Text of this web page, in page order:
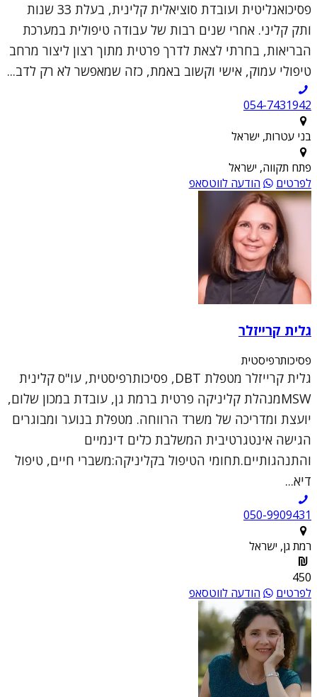
פסיכואנליטית ועובדת סוציאלית קלינית, בעלת 33 שנות
ותק קליני. אחרי שנים רבות של עבודה טיפולית במערכת
הבריאות, בחרתי לצאת לדרך פרטית מתוך רצון ליצור מרחב
טיפולי עמוק, אישי וקשוב באמת, כזה שמאפשר לא רק לדב...
054-7431942
בני עטרות, ישראל
פתח תקווה, ישראל
לפרטים
הודעה לווטסאפ
גלית קרייזלר
פסיכותרפיסטית
גלית קרייזלר מטפלת DBT, פסיכותרפיסטית, עו"ס קלינית
MSWמנהלת קליניקה פרטית ברמת גן, עובדת במכון שלום,
יועצת ומדריכה של משרד הרווחה. מטפלת בנוער ומבוגרים
הגישה אינטגרטיבית המשלבת כלים דינמיים
והתנהגותיים.תחומי הטיפול בקליניקה:משברי חיים, טיפול
דיא...
050-9909431
רמת גן, ישראל
450
לפרטים
הודעה לווטסאפ